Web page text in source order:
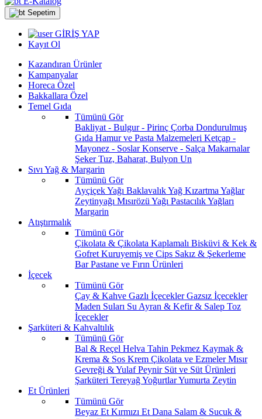
Sepetim
GİRİŞ YAP
Kayıt Ol
Kazandıran Ürünler
Kampanyalar
Horeca Özel
Bakkallara Özel
Temel Gıda
Tümünü Gör
Bakliyat - Bulgur - Pirinç Çorba Dondurulmuş
Gıda Hamur ve Pasta Malzemeleri Ketçap -
Mayonez - SoslarKonserve - Salça Makarnalar
ŞekerTuz, Baharat, Bulyon Un
Sıvı Yağ & Margarin
Tümünü Gör
Ayçiçek Yağı Baklavalık Yağ Kızartma Yağlar
Zeytinyağı Mısırözü Yağı Pastacılık Yağları
Margarin
Atıştırmalık
Tümünü Gör
Çikolata & Çikolata Kaplamalı Bisküvi & Kek &
Gofret Kuruyemiş ve Cips Sakız & Şekerleme
BarPastane ve Fırın Ürünleri
İçecek
Tümünü Gör
Çay & Kahve Gazlı İçeceklerGazsız İçecekler
Maden Suları Su Ayran & Kefir & Salep Toz
İçecekler
Şarküteri & Kahvaltılık
Tümünü Gör
Bal & Reçel Helva Tahin Pekmez Kaymak &
Krema & Sos Krem Çikolata ve EzmelerMısır
Gevreği & YulafPeynir Süt ve Süt Ürünleri
Şarküteri TereyağYoğurtlarYumurta Zeytin
Et Ürünleri
Tümünü Gör
Beyaz Et Kırmızı Et Dana Salam & Sucuk &